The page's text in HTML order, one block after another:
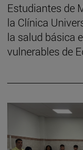
Estudiantes de
la Clínica
la salud básica
vulnerables de